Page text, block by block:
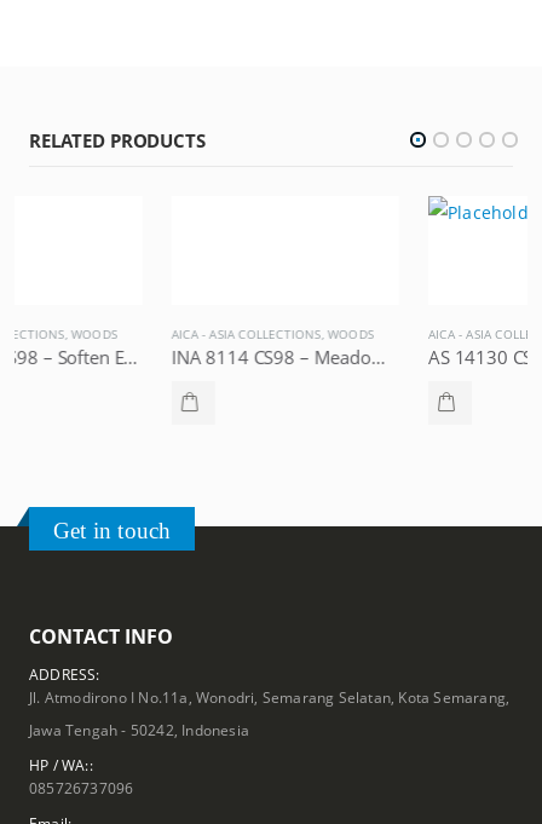
RELATED PRODUCTS
AICA - ASIA COLLECTIONS,WOODS
INA 8114 CS98 – Meadow Elm, AICA Asia Collections
AICA - ASIA COLLECTIONS,WOODS
AS 14130 CS16 – Natural Master Oak, AICA Asia Collections
Get in touch
CONTACT INFO
ADDRESS:
Jl. Atmodirono I No.11a, Wonodri, Semarang Selatan, Kota Semarang,
Jawa Tengah - 50242, Indonesia
HP / WA::
085726737096